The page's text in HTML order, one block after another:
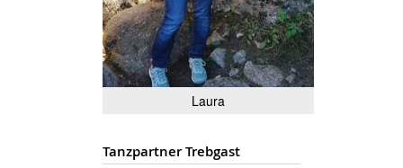
Laura
Tanzpartner Trebgast